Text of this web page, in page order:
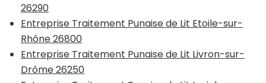
26290
Entreprise Traitement Punaise de Lit Etoile-sur-
Rhône 26800
Entreprise Traitement Punaise de Lit Livron-sur-
Drôme 26250